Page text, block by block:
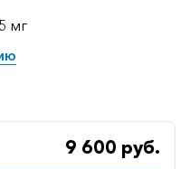
мг
9 600 руб.